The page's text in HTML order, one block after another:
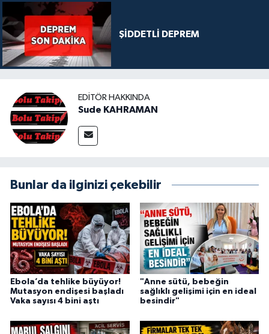
ŞİDDETLİ DEPREM
EDITÖR HAKKINDA
Sude KAHRAMAN
Bunlar da ilginizi çekebilir
Ebola’da tehlike büyüyor!
Mutasyon endişesi başladı
Vaka sayısı 4 bini aştı
"Anne sütü, bebeğin
sağlıklı gelişimi için en ideal
besindir"